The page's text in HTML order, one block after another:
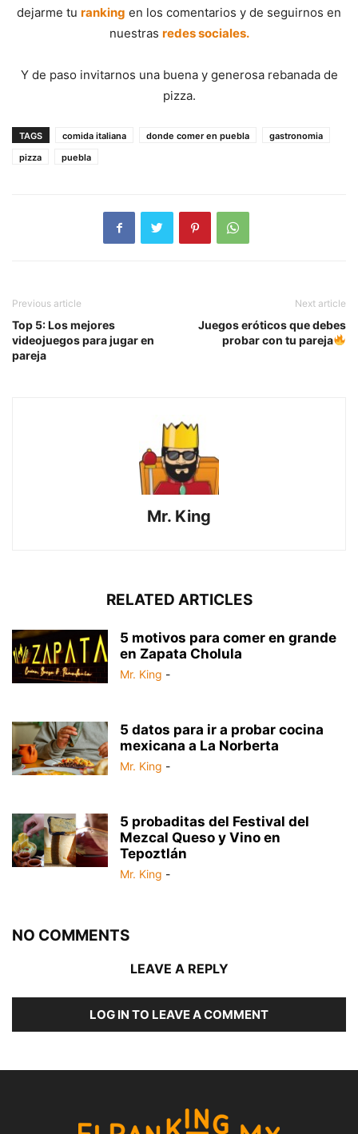
dejarme tu ranking en los comentarios y de seguirnos en
nuestras redes sociales.
Y de paso invitarnos una buena y generosa rebanada de
pizza.
TAGS comida italiana donde comer en puebla
gastronomia
pizza
puebla
Previous article
Top 5: Los mejores
videojuegos para jugar en
pareja
Next article
Juegos eróticos que debes
probar con tu pareja
Mr. King
RELATED ARTICLES
5 motivos para comer en grande
en Zapata Cholula
Mr. King -
5 datos para ir a probar cocina
mexicana a La Norberta
Mr. King -
5 probaditas del Festival del
Mezcal Queso y Vino en
Tepoztlán
Mr. King -
NO COMMENTS
LEAVE A REPLY
LOG IN TO LEAVE A COMMENT